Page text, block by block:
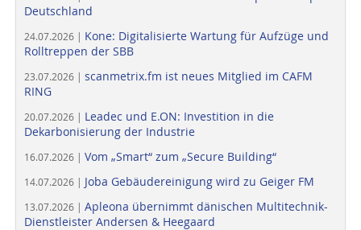
Deutschland
24.07.2026 | Kone: Digitalisierte Wartung für Aufzüge und
Rolltreppen der SBB
23.07.2026 | scanmetrix.fm ist neues Mitglied im CAFM
RING
20.07.2026 | Leadec und E.ON: Investition in die
Dekarbonisierung der Industrie
16.07.2026 | Vom „Smart“ zum „Secure Building“
14.07.2026 | Joba Gebäudereinigung wird zu Geiger FM
13.07.2026 | Apleona übernimmt dänischen Multitechnik-
Dienstleister Andersen & Heegaard